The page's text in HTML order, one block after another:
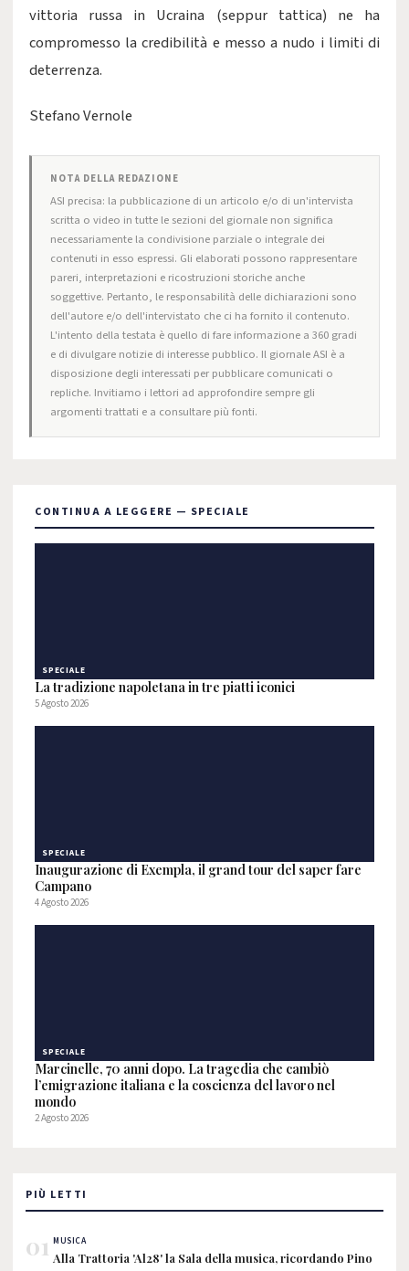
vittoria russa in Ucraina (seppur tattica) ne ha
compromesso la credibilità e messo a nudo i limiti di
deterrenza.
Stefano Vernole
NOTA DELLA REDAZIONE
ASI precisa: la pubblicazione di un articolo e/o di un'intervista
scritta o video in tutte le sezioni del giornale non significa
necessariamente la condivisione parziale o integrale dei
contenuti in esso espressi. Gli elaborati possono rappresentare
pareri, interpretazioni e ricostruzioni storiche anche
soggettive. Pertanto, le responsabilità delle dichiarazioni sono
dell'autore e/o dell'intervistato che ci ha fornito il contenuto.
L'intento della testata è quello di fare informazione a 360 gradi
e di divulgare notizie di interesse pubblico. Il giornale ASI è a
disposizione degli interessati per pubblicare comunicati o
repliche. Invitiamo i lettori ad approfondire sempre gli
argomenti trattati e a consultare più fonti.
CONTINUA A LEGGERE — SPECIALE
SPECIALE
La tradizione napoletana in tre piatti iconici
5 Agosto 2026
SPECIALE
Inaugurazione di Exempla, il grand tour del saper fare
Campano
4 Agosto 2026
SPECIALE
Marcinelle, 70 anni dopo. La tragedia che cambiò
l’emigrazione italiana e la coscienza del lavoro nel
mondo
2 Agosto 2026
PIÙ LETTI
01 MUSICA
Alla Trattoria 'Al28' la Sala della musica, ricordando Pino